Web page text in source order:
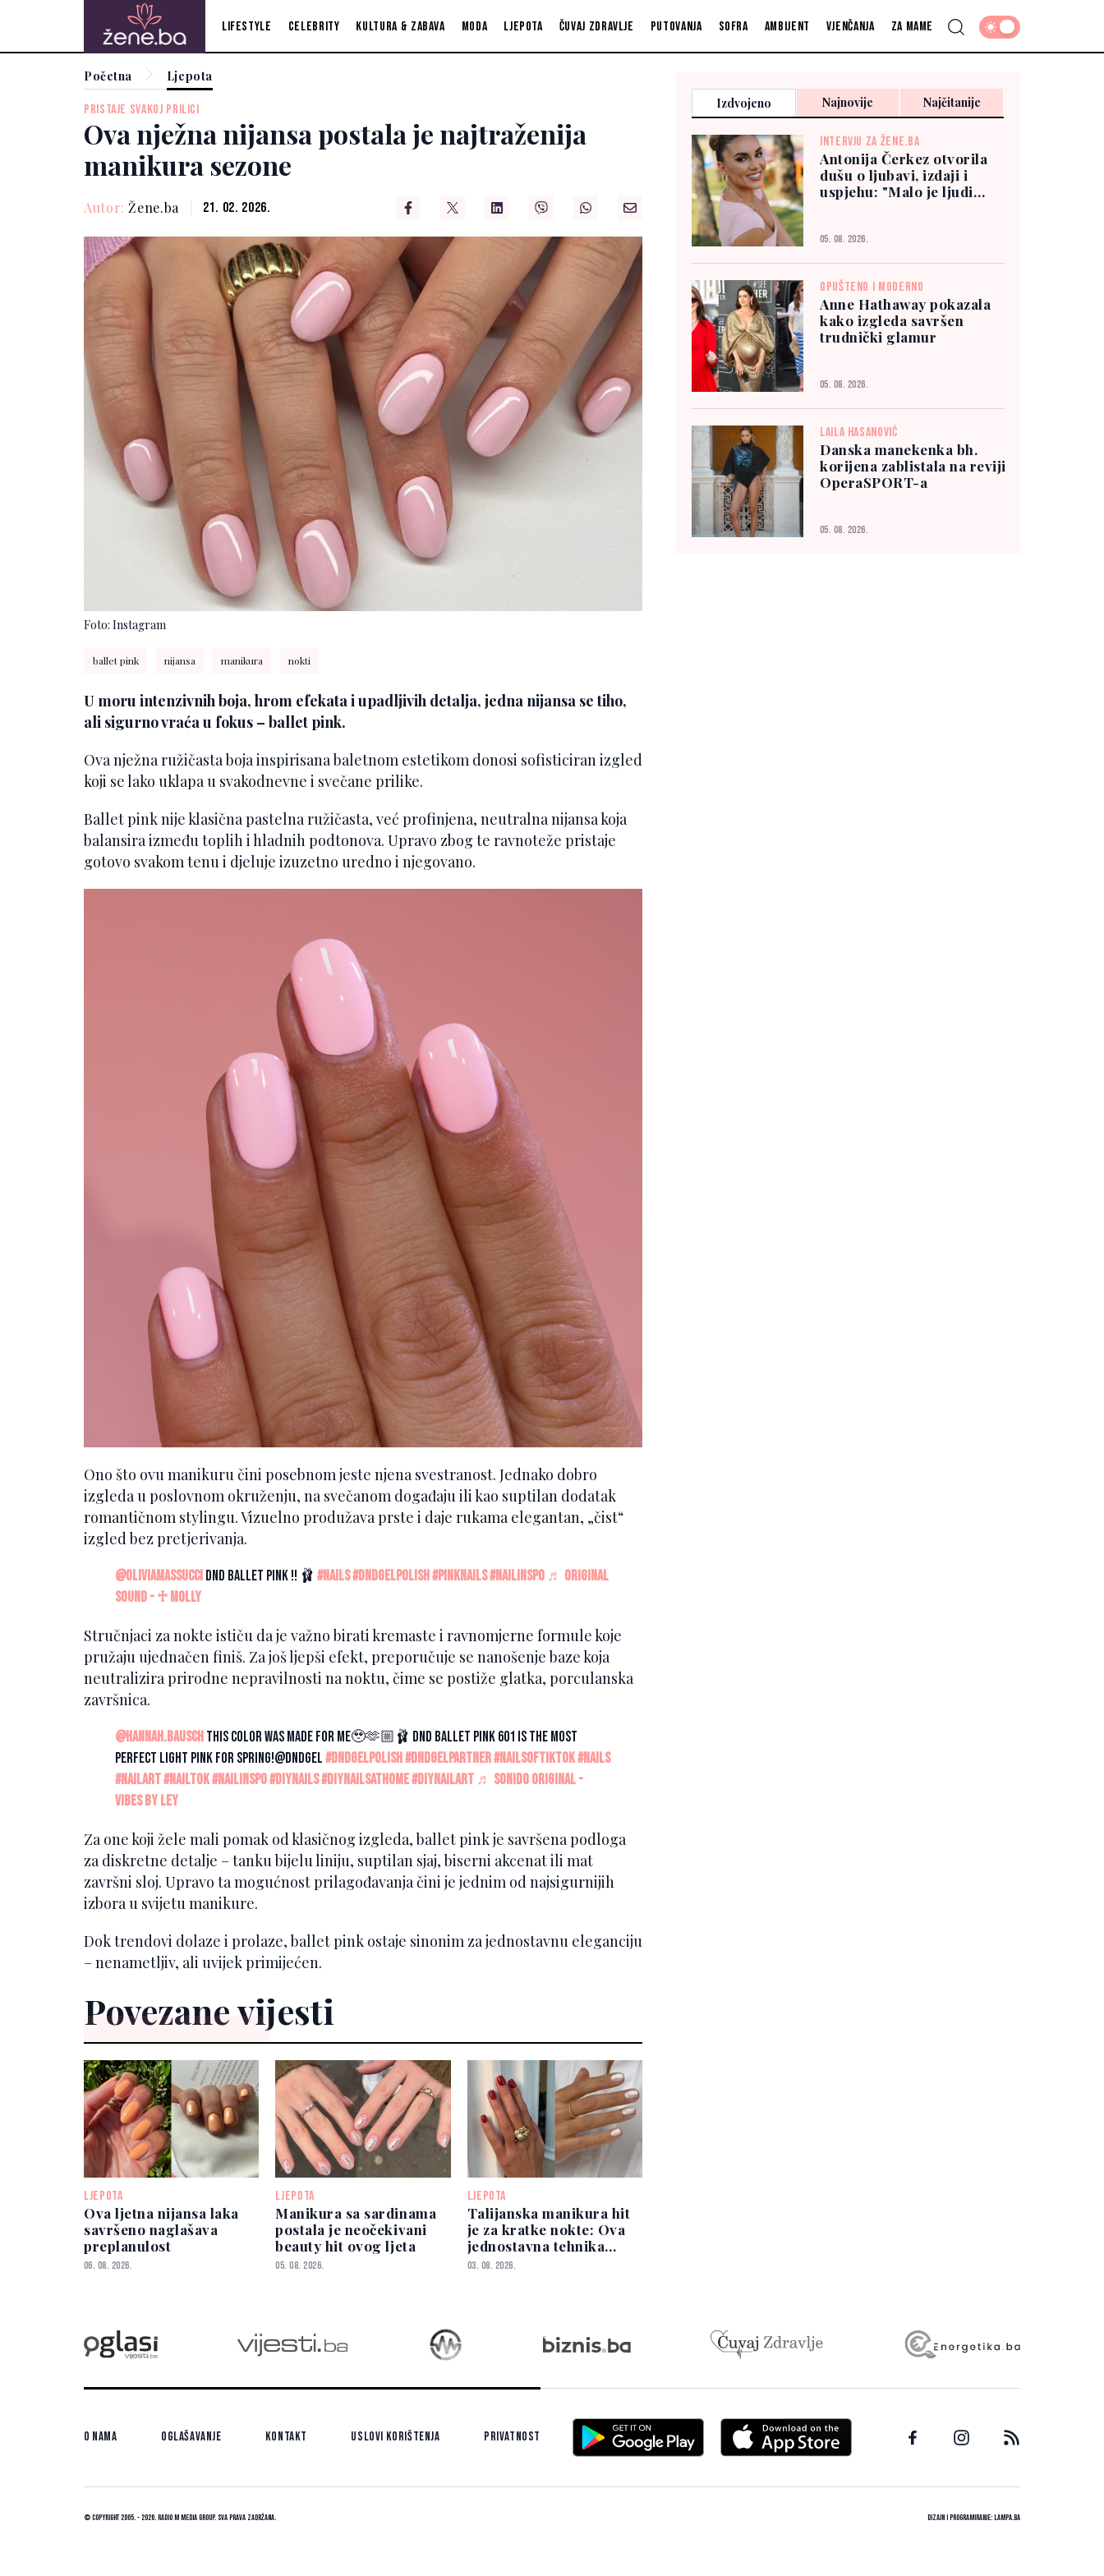
Lifestyle Celebrity Kultura & zabava Moda Ljepota Čuvaj zdravlje Putovanja Sofra Ambijent Vjenčanja Za mame
Početna Ljepota
PRISTAJE SVAKOJ PRILICI
Ova nježna nijansa postala je najtraženija
manikura sezone
Autor: Žene.ba 21. 02. 2026.
Foto: Instagram
ballet pink nijansa manikura nokti
U moru intenzivnih boja, hrom efekata i upadljivih detalja, jedna nijansa se tiho,
ali sigurno vraća u fokus – ballet pink.
Ova nježna ružičasta boja inspirisana baletnom estetikom donosi sofisticiran izgled
koji se lako uklapa u svakodnevne i svečane prilike.
Ballet pink nije klasična pastelna ružičasta, već profinjena, neutralna nijansa koja
balansira između toplih i hladnih podtonova. Upravo zbog te ravnoteže pristaje
gotovo svakom tenu i djeluje izuzetno uredno i njegovano.
Ono što ovu manikuru čini posebnom jeste njena svestranost. Jednako dobro
izgleda u poslovnom okruženju, na svečanom događaju ili kao suptilan dodatak
romantičnom stylingu. Vizuelno produžava prste i daje rukama elegantan, „čist“
izgled bez pretjerivanja.
@oliviamassucci DND ballet pink !! 🩰 #nails#dndgelpolish#pinknails#nailinspo ♬ Original
sound - ♰ molly
Stručnjaci za nokte ističu da je važno birati kremaste i ravnomjerne formule koje
pružaju ujednačen finiš. Za još ljepši efekt, preporučuje se nanošenje baze koja
neutralizira prirodne nepravilnosti na noktu, čime se postiže glatka, porculanska
završnica.
@hannah.bausch This color was made for me🥹🫶🏼🩰 DND Ballet Pink 601 is the most
perfect light pink for spring!@dndgel#dndgelpolish#dndgelpartner#nailsoftiktok#nails
#nailart#nailtok#nailinspo#diynails#diynailsathome#diynailart ♬ sonido original -
Vibes by Ley
Za one koji žele mali pomak od klasičnog izgleda, ballet pink je savršena podloga
za diskretne detalje – tanku bijelu liniju, suptilan sjaj, biserni akcenat ili mat
završni sloj. Upravo ta mogućnost prilagođavanja čini je jednim od najsigurnijih
izbora u svijetu manikure.
Dok trendovi dolaze i prolaze, ballet pink ostaje sinonim za jednostavnu eleganciju
– nenametljiv, ali uvijek primijećen.
Povezane vijesti
LJEPOTA
Ova ljetna nijansa laka
savršeno naglašava
preplanulost
06. 08. 2026.
LJEPOTA
Manikura sa sardinama
postala je neočekivani
beauty hit ovog ljeta
05. 08. 2026.
LJEPOTA
Talijanska manikura hit
je za kratke nokte: Ova
jednostavna tehnika
vizualno izdužuje prste
03. 08. 2026.
Izdvojeno Najnovije Najčitanije
INTERVJU ZA ŽENE.BA
Antonija Čerkez otvorila
dušu o ljubavi, izdaji i
uspjehu: "Malo je ljudi
05. 08. 2026.
OPUŠTENO I MODERNO
Anne Hathaway pokazala
kako izgleda savršen
trudnički glamur
05. 08. 2026.
LAILA HASANOVIĆ
Danska manekenka bh.
korijena zablistala na reviji
OperaSPORT-a
05. 08. 2026.
O nama Oglašavanje Kontakt Uslovi korištenja Privatnost
© Copyright 2005. - 2026. Radio M Media Group.Sva prava zadržana. Dizajn i programiranje:Lampa.ba